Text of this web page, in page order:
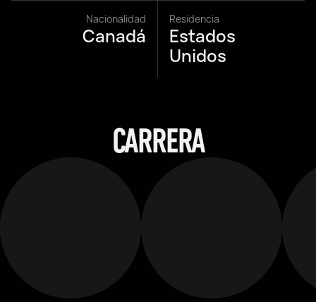
Nacionalidad
Canadá
Residencia
Estados
Unidos
CARRERA